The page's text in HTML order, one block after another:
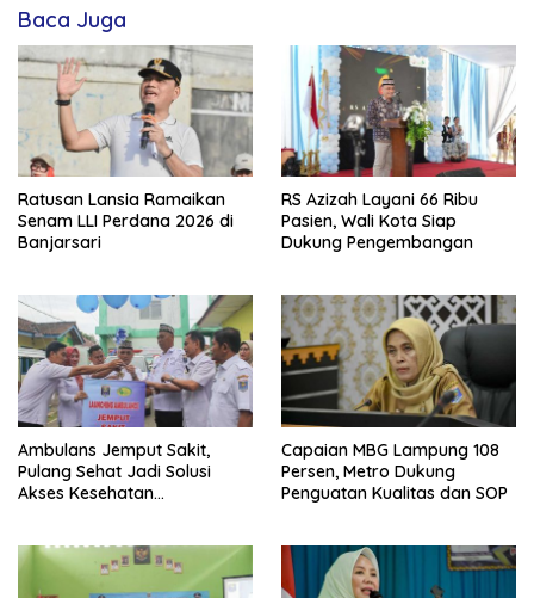
Baca Juga
Ratusan Lansia Ramaikan
Senam LLI Perdana 2026 di
Banjarsari
RS Azizah Layani 66 Ribu
Pasien, Wali Kota Siap
Dukung Pengembangan
Ambulans Jemput Sakit,
Pulang Sehat Jadi Solusi
Akses Kesehatan
Capaian MBG Lampung 108
Persen, Metro Dukung
Penguatan Kualitas dan SOP